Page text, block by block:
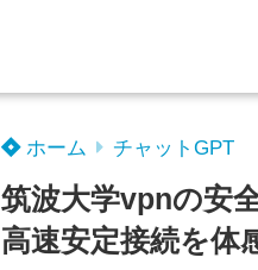
ホーム チャットGPT
筑波大学vpnの安
高速安定接続を体